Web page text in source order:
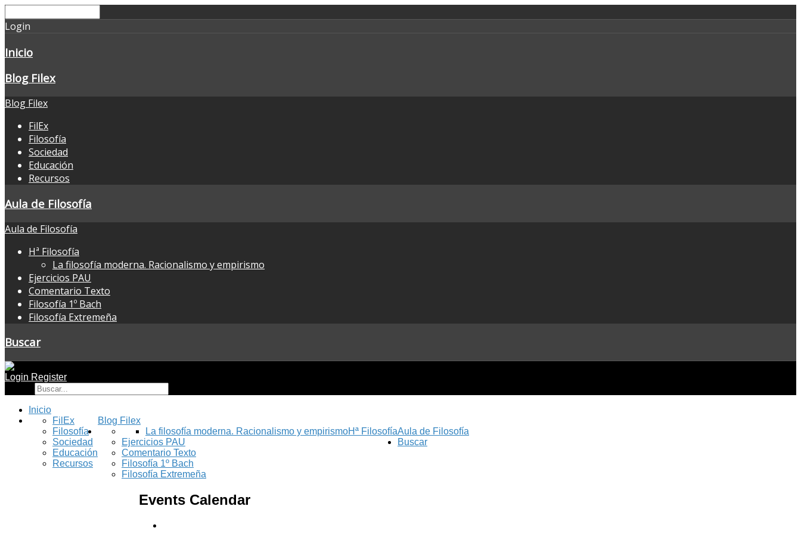
Login
Inicio
Blog Filex
Blog Filex
FilEx
Filosofía
Sociedad
Educación
Recursos
Aula de Filosofía
Aula de Filosofía
Hª Filosofía
La filosofía moderna. Racionalismo y empirismo
Ejercicios PAU
Comentario Texto
Filosofía 1º Bach
Filosofía Extremeña
Buscar
Login Register
Inicio
Blog Filex
FilEx
Filosofía
Sociedad
Educación
Recursos
Aula de Filosofía
Hª Filosofía
La filosofía moderna. Racionalismo y empirismo
Ejercicios PAU
Comentario Texto
Filosofía 1º Bach
Filosofía Extremeña
Buscar
Events Calendar